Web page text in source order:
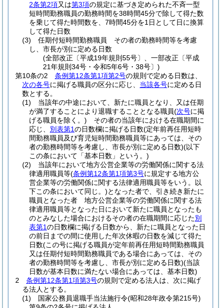
2条第2項又は第3項の規定に基づき定められた不斉一型
短時間勤務職員の勤務時間を38時間45分で除して得た数
を乗じて得た時間数を、7時間45分を1日として日に換算
して得た日数
(3)
任期付短時間勤務職員 その者の勤務時間等を考慮
し、市長が別に定める日数
(全部改正〔平成19年規則55号〕、一部改正〔平成
21年規則34号・令和5年6号・38号〕)
第10条の2
条例第12条第1項第2号の規則で定める日数は、
次の各号に掲げる職員の区分に応じ、 当該各号に定める日
数とする。
(1)
当該年の中途において、新たに職員となり、又は任期
が満了することにより退職することとなる職員(次号に掲
げる職員を除く。) その者の当該年における在職期間に
応じ、 別表第1の日数欄に掲げる日数(定年前再任用短時
間勤務職員及び育児短時間勤務職員等にあっては、その
者の勤務時間等を考慮し、市長が別に定める日数)(以下
この条において「基本日数」という。)
(2)
当該年において地方公営企業等の労働関係に関する法
律適用職員等(条例第12条第1項第3号に規定する地方公
営企業等の労働関係に関する法律適用職員等をいう。以
下この条において同じ。)となった者で、引き続き新たに
職員となった者 地方公営企業等の労働関係に関する法
律適用職員等となった日において新たに職員となったも
のとみなした場合におけるその者の在職期間に応じた別
表第1の日数欄に掲げる日数から、新たに職員となった日
の前日までの間に使用した年次休暇の日数を減じて得た
日数(この号に掲げる職員が定年前再任用短時間勤務職員
又は任期付短時間勤務職員である場合にあっては、その
者の勤務時間等を考慮し、市長が別に定める日数)(当該
日数が基本日数に満たない場合にあっては、基本日数)
2
条例第12条第1項第3号の規則で定める法人は、次に掲げ
る法人とする。
(1)
国家公務員退職手当法施行令(昭和28年政令第215号)